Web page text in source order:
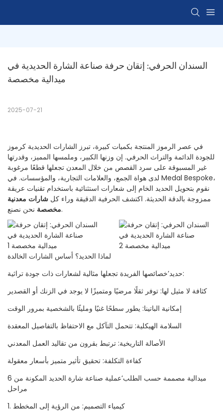
السندان الحرفي: إتقان حرفة صناعة الشارة الحديدية في
ميدالية مخصصة
2025-07-21
في عصر الرموز المنتجة بكميات كبيرة، تبرز الشارات الحديدية كرموز
للجودة الدائمة والتراث الحرفي. إن وزنها الكبير، وملمسها المميز، وقدرتها
غير المسبوقة على سرد القصص من خلال المعدن تجعلها قطعًا مرغوبة
لدى هواة الجمع، والعلامات التجارية، والمؤسسات. في Medal Bespoke،
نقوم بتحويل الحديد الخام إلى شعارات استثنائية باستخدام تقنيات عريقة
ممزوجة بالدقة الحديثة. اكتشف الحرفية الدقيقة وراء كل شارات معدنية
مخصصةنحن نصنع.
لماذا الحديد؟ أساس الشارات الخالدة
حديد’خصائصها الفريدة تجعلها مثالية لشعارات ذات جودة تراثية:
كثافة لا مثيل لها: توفر ثقلًا مرضيًا ومتميزًا لا يوجد في الزنك أو القصدير
إمكانية الباتينا: يطور سطحًا غنيًا ومليئًا بالشخصية بمرور الوقت
السلامة الهيكلية: تتحمل التآكل مع الاحتفاظ بالتفاصيل المعقدة
الأصالة التاريخية: ترتبط بقرون من تقاليد العمل المعدني
كفاءة التكلفة: تحقيق تأثير متميز بأسعار معقولة
ميدالية مصممة حسب الطلب’عملية صناعة شارة الحديد المكونة من 6
مراحل
1. كيمياء التصميم: من الرؤية إلى المخطط